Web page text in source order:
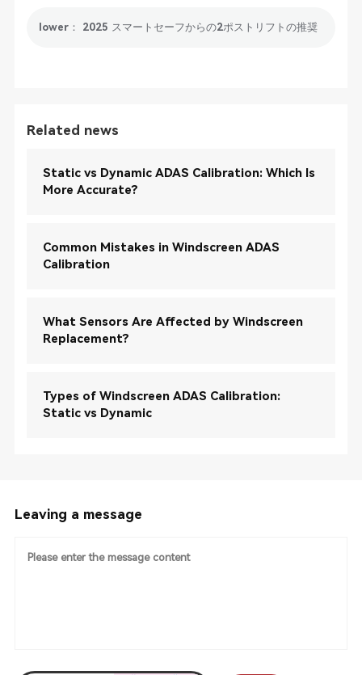
lower： 2025 スマートセーフからの2ポストリフトの推奨
Related news
Static vs Dynamic ADAS Calibration: Which Is
More Accurate?
Common Mistakes in Windscreen ADAS
Calibration
What Sensors Are Affected by Windscreen
Replacement?
Types of Windscreen ADAS Calibration:
Static vs Dynamic
Leaving a message